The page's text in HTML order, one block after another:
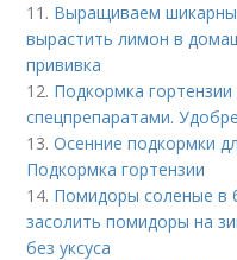
11. Выращиваем
вырастить лимон в
прививка
12. Подкормка
спецпрепаратами.
13.Осенние подкормки
Подкормка гортензии
14. Помидоры соленые в
засолить помидоры на
без уксуса